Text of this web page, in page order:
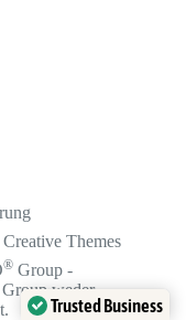
Creative Themes
® Group -
weder
Trusted Business